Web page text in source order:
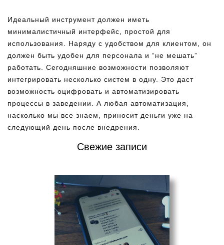
Идеальный инструмент должен иметь
минималистичный интерфейс, простой для
использования. Наряду с удобством для клиентом, он
должен быть удобен для персонала и “не мешать”
работать. Сегодняшние возможности позволяют
интегрировать несколько систем в одну. Это даст
возможность оцифровать и автоматизировать
процессы в заведении. А любая автоматизация,
насколько мы все знаем, приносит деньги уже на
следующий день после внедрения.
Свежие записи
РЕСТОРАНА НА АРАБСКОМ